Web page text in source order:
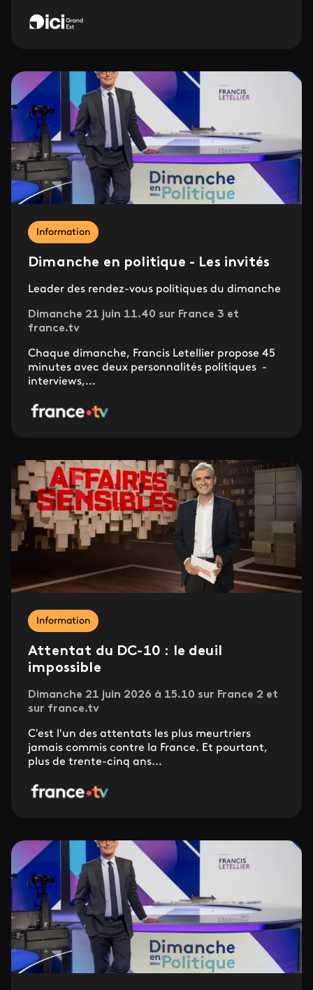
Information
Dimanche en politique - Les invités
Leader des rendez-vous politiques du dimanche
Dimanche 21 juin 11.40 sur France 3 et
france.tv
Chaque dimanche, Francis Letellier propose 45
minutes avec deux personnalités politiques -
interviews,...
Information
Attentat du DC-10 : le deuil
impossible
Dimanche 21 juin 2026 à 15.10 sur France 2 et
sur france.tv
C'est l'un des attentats les plus meurtriers
jamais commis contre la France. Et pourtant,
plus de trente-cinq ans...